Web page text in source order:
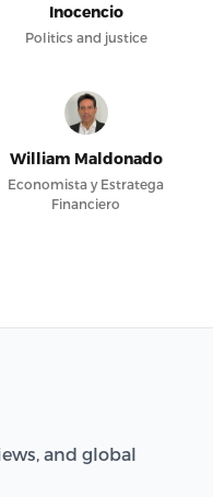
Inocencio
Politics and justice
William Maldonado
Economista y Estratega
Financiero
and global